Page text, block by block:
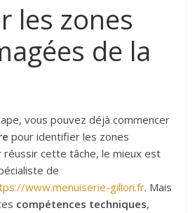
les zones
de la
vous pouvez déjà commencer
pour identifier les zones
réussir cette tâche, le mieux est
de
www.menuiserie-gillon.fr. Mais
compétences techniques,